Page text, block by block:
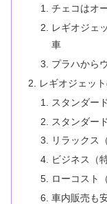
チェコはオ
レギオジェ
車
プラハから
レギオジェッ
スタンダー
スタンダー
リラックス
ビジネス（
ローコスト
車内販売も